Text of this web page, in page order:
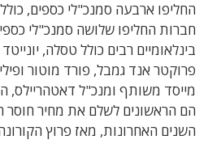
חברות החליפו שלושה סמנכ"לי
בינלאומיים רבים כולל טסלה,
פרוקטר אנד גמבל, פורד מוטור
מייסד משותף ומנכ"ל דאטהריילס,
הם הראשונים לשלם את מחיר חוסר
השנים האחרונות, מאז פרוץ